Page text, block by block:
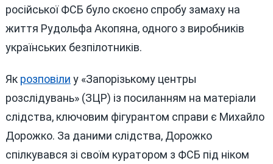
російської ФСБ було скоєно спробу замаху на
життя Рудольфа Акопяна, одного з виробників
українських безпілотників.
Як розповіли у «Запорізькому центры
розслідувань» (ЗЦР) із посиланням на матеріали
слідства, ключовим фігурантом справи є Михайло
Дорожко. За даними слідства, Дорожко
спілкувався зі своїм куратором з ФСБ під ніком